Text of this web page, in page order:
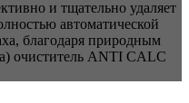
и тщательно удаляет
автоматической
благодаря природным
очиститель ANTI CALC